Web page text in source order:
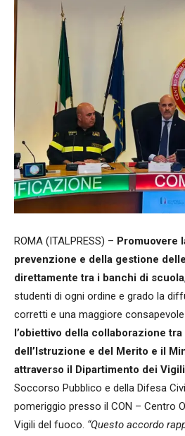
ROMA (ITALPRESS) – Promuovere
prevenzione e della gestione
direttamente tra i banchi di scuola
studenti di ogni ordine e grado la
corretti e una maggiore
l’obiettivo della collaborazione
dell’Istruzione e del Merito e il
attraverso il Dipartimento dei
Soccorso Pubblico e della Difesa
pomeriggio presso il CON – Centro
Vigili del fuoco. “Questo accordo